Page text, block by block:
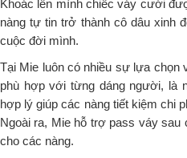
Khoác lên mình chiếc váy cưới
nàng tự tin trở thành cô dâu xinh
cuộc đời mình.
Tại Mie luôn có nhiều sự lựa chọn
phù hợp với từng dáng người, là
hợp lý giúp các nàng tiết kiệm chi
Ngoài ra, Mie hỗ trợ pass váy sau
cho các nàng.